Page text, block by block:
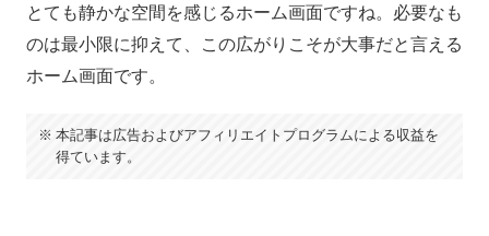
とても静かな空間を感じるホーム画面ですね。必要なも
のは最小限に抑えて、この広がりこそが大事だと言える
ホーム画面です。
本記事は広告およびアフィリエイトプログラムによる収益を
得ています。